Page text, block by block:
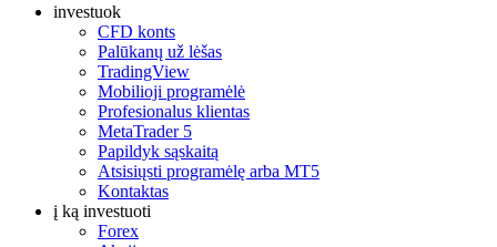
investuok
CFD konts
Palūkanų už lėšas
TradingView
Mobilioji programėlė
Profesionalus klientas
MetaTrader 5
Papildyk sąskaitą
Atsisiųsti programėlę arba MT5
Kontaktas
į ką investuoti
Forex